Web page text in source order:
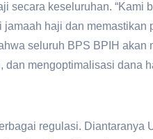
secara keseluruhan. “Kami
haji dan
seluruh BPS BPIH akan
mengoptimalisasi dana
regulasi. Diantaranya